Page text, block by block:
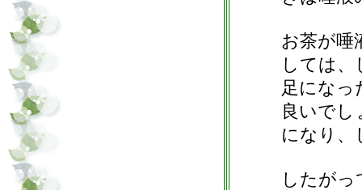
お茶が唾
しては
足になっ
良いでし
になり、
したがっ